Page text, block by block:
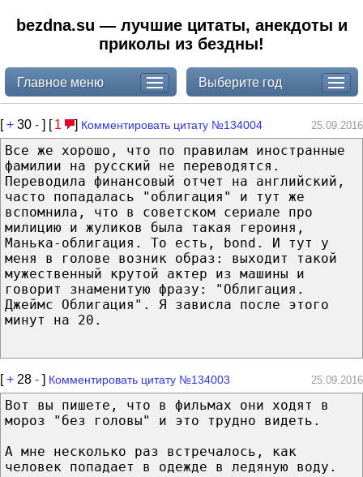
bezdna.su — лучшие цитаты, анекдоты и
приколы из бездны!
Главное меню Выберите год
[+ 30 - ] [ 1 ] Комментировать цитату №134004 25.09.2016
Все же хорошо, что по правилам иностранные
фамилии на русский не переводятся.
Переводила финансовый отчет на английский,
часто попадалась "облигация" и тут же
вспомнила, что в советском сериале про
милицию и жуликов была такая героиня,
Манька-облигация. То есть, bond. И тут у
меня в голове возник образ: выходит такой
мужественный крутой актер из машины и
говорит знаменитую фразу: "Облигация.
Джеймс Облигация". Я зависла после этого
минут на 20.
[+ 28 - ] Комментировать цитату №134003 25.09.2016
Вот вы пишете, что в фильмах они ходят в
мороз "без головы" и это трудно видеть.
А мне несколько раз встречалось, как
человек попадает в одежде в ледяную воду.